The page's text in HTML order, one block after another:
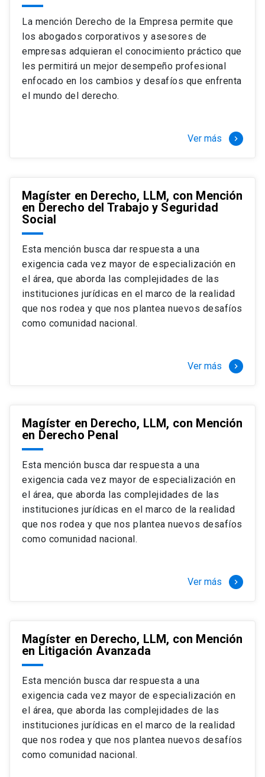
La mención Derecho de la Empresa permite que
los abogados corporativos y asesores de
empresas adquieran el conocimiento práctico que
les permitirá un mejor desempeño profesional
enfocado en los cambios y desafíos que enfrenta
el mundo del derecho.
Ver más keyboard_arrow_right
Magíster en Derecho, LLM, con Mención
en Derecho del Trabajo y Seguridad
Social
Esta mención busca dar respuesta a una
exigencia cada vez mayor de especialización en
el área, que aborda las complejidades de las
instituciones jurídicas en el marco de la realidad
que nos rodea y que nos plantea nuevos desafíos
como comunidad nacional.
Ver más keyboard_arrow_right
Magíster en Derecho, LLM, con Mención
en Derecho Penal
Esta mención busca dar respuesta a una
exigencia cada vez mayor de especialización en
el área, que aborda las complejidades de las
instituciones jurídicas en el marco de la realidad
que nos rodea y que nos plantea nuevos desafíos
como comunidad nacional.
Ver más keyboard_arrow_right
Magíster en Derecho, LLM, con Mención
en Litigación Avanzada
Esta mención busca dar respuesta a una
exigencia cada vez mayor de especialización en
el área, que aborda las complejidades de las
instituciones jurídicas en el marco de la realidad
que nos rodea y que nos plantea nuevos desafíos
como comunidad nacional.